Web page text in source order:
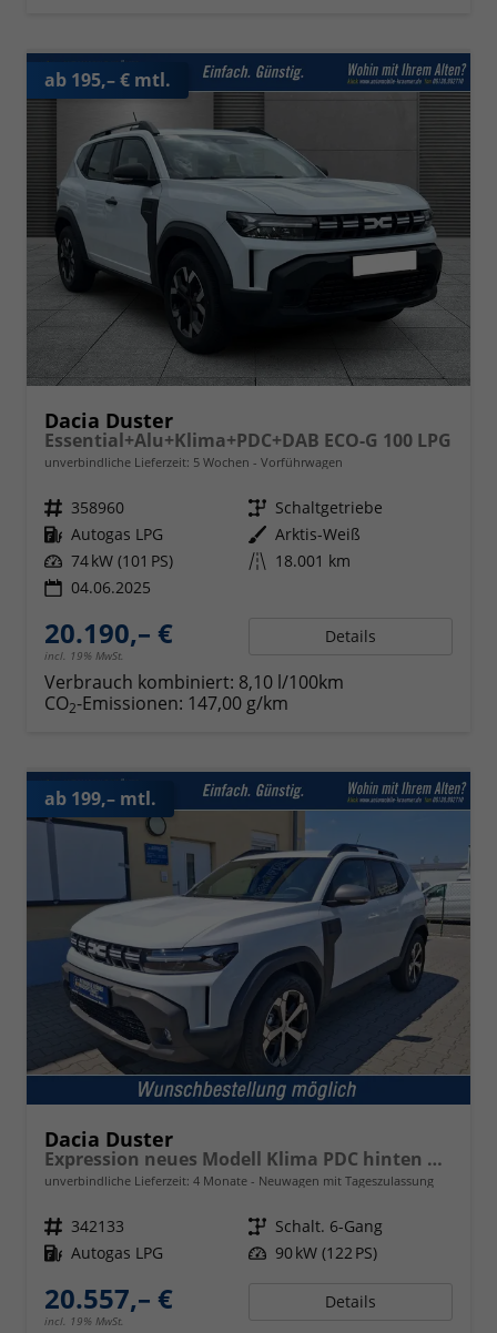
ab 195,– € mtl.
Dacia Duster
Essential+Alu+Klima+PDC+DAB ECO-G 100 LPG
unverbindliche Lieferzeit: 5 Wochen Vorführwagen
Fahrzeugnr. 358960 Getriebe Schaltgetriebe
Kraftstoff Autogas LPG Außenfarbe Arktis-Weiß
Leistung 74 kW (101 PS) Kilometerstand 18.001 km
04.06.2025
20.190,– €
incl. 19% MwSt.
Details
Verbrauch kombiniert: 8,10 l/100km
CO2-Emissionen: 147,00 g/km
ab 199,– mtl.
Dacia Duster
Expression neues Modell Klima PDC hinten Kamera Tempomat 17 Zoll Leichtmetallf.
unverbindliche Lieferzeit: 4 Monate Neuwagen mit Tageszulassung
Fahrzeugnr. 342133 Getriebe Schalt. 6-Gang
Kraftstoff Autogas LPG Leistung 90 kW (122 PS)
20.557,– €
incl. 19% MwSt.
Details